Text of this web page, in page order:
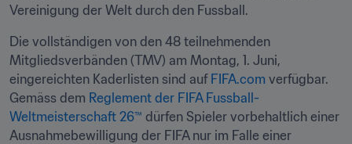
Vereinigung der Welt durch den Fussball.
Die vollständigen von den 48 teilnehmenden
Mitgliedsverbänden (TMV) am Montag, 1. Juni,
eingereichten Kaderlisten sind auf FIFA.com verfügbar.
Gemäss dem Reglement der FIFA Fussball-
Weltmeisterschaft 26™ dürfen Spieler vorbehaltlich einer
Ausnahmebewilligung der FIFA nur im Falle einer